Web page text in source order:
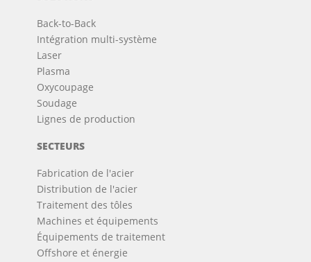
Back-to-Back
Intégration multi-système
Laser
Plasma
Oxycoupage
Soudage
Lignes de production
SECTEURS
Fabrication de l'acier
Distribution de l'acier
Traitement des tôles
Machines et équipements
Équipements de traitement
Offshore et énergie